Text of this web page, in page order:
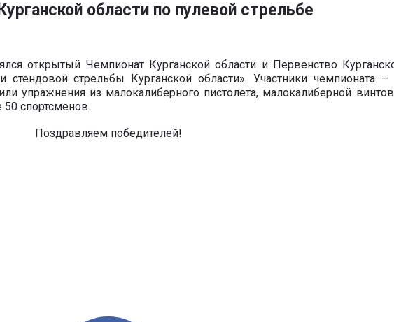
области по пулевой стрельбе
открытый Чемпионат Курганской области и Первенство
стрельбы Курганской области». Участники чемпионата
упражнения из малокалиберного пистолета, малокалиберной
50 спортсменов.
Поздравляем победителей!